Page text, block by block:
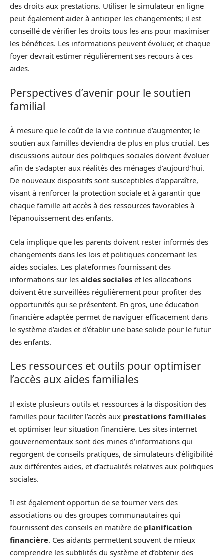
des droits aux prestations. Utiliser le simulateur en ligne
peut également aider à anticiper les changements; il est
conseillé de vérifier les droits tous les ans pour maximiser
les bénéfices. Les informations peuvent évoluer, et chaque
foyer devrait estimer régulièrement ses recours à ces
aides.
Perspectives d’avenir pour le soutien
familial
À mesure que le coût de la vie continue d’augmenter, le
soutien aux familles deviendra de plus en plus crucial. Les
discussions autour des politiques sociales doivent évoluer
afin de s’adapter aux réalités des ménages d’aujourd’hui.
De nouveaux dispositifs sont susceptibles d’apparaître,
visant à renforcer la protection sociale et à garantir que
chaque famille ait accès à des ressources favorables à
l’épanouissement des enfants.
Cela implique que les parents doivent rester informés des
changements dans les lois et politiques concernant les
aides sociales. Les plateformes fournissant des
informations sur les aides sociales et les allocations
doivent être surveillées régulièrement pour profiter des
opportunités qui se présentent. En gros, une éducation
financière adaptée permet de naviguer efficacement dans
le système d’aides et d’établir une base solide pour le futur
des enfants.
Les ressources et outils pour optimiser
l’accès aux aides familiales
Il existe plusieurs outils et ressources à la disposition des
familles pour faciliter l’accès aux prestations familiales
et optimiser leur situation financière. Les sites internet
gouvernementaux sont des mines d’informations qui
regorgent de conseils pratiques, de simulateurs d’éligibilité
aux différentes aides, et d’actualités relatives aux politiques
sociales.
Il est également opportun de se tourner vers des
associations ou des groupes communautaires qui
fournissent des conseils en matière de planification
financière. Ces aidants permettent souvent de mieux
comprendre les subtilités du système et d’obtenir des